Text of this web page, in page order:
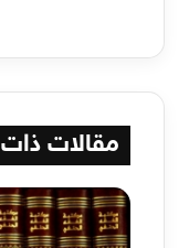
مقالات